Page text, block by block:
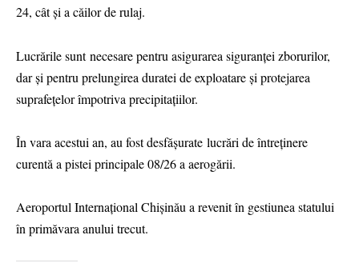
24, cât și a căilor de rulaj.
Lucrările sunt necesare pentru asigurarea siguranței zborurilor,
dar și pentru prelungirea duratei de exploatare și protejarea
suprafețelor împotriva precipitațiilor.
În vara acestui an, au fost desfășurate lucrări de întreținere
curentă a pistei principale 08/26 a aerogării.
Aeroportul Internațional Chișinău a revenit în gestiunea statului
în primăvara anului trecut.